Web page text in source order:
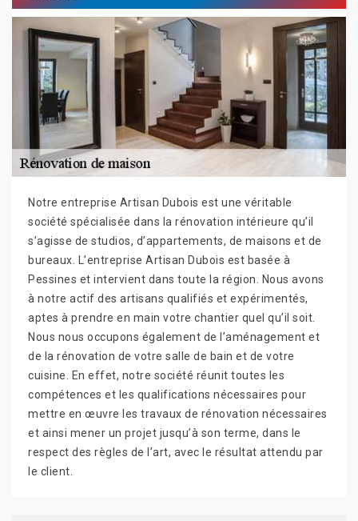
Notre entreprise Artisan Dubois est une véritable
société spécialisée dans la rénovation intérieure qu’il
s’agisse de studios, d’appartements, de maisons et de
bureaux. L’entreprise Artisan Dubois est basée à
Pessines et intervient dans toute la région. Nous avons
à notre actif des artisans qualifiés et expérimentés,
aptes à prendre en main votre chantier quel qu’il soit.
Nous nous occupons également de l’aménagement et
de la rénovation de votre salle de bain et de votre
cuisine. En effet, notre société réunit toutes les
compétences et les qualifications nécessaires pour
mettre en œuvre les travaux de rénovation nécessaires
et ainsi mener un projet jusqu’à son terme, dans le
respect des règles de l’art, avec le résultat attendu par
le client.